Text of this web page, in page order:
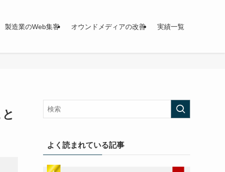
製造業のWeb集客 オウンドメディアの改善 実績一覧
よく読まれている記事